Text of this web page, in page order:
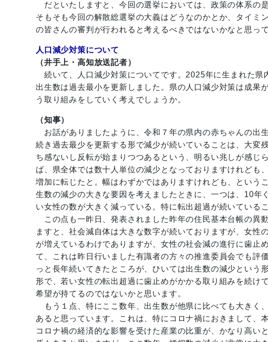
だといたしますと、今回の選挙においては、政策の体系の
そもそも今回の解散総選挙の大義はどうなのかとか、タイミ
の皆さんの審判が行われると考えるべきではないかなと思って
人口減少対策について
（井手上・高知放送記者）
続いて、人口減少対策についてです。2025年に生まれた県
出生数は過去最小を更新しました。県の人口減少対策は成果
う取り組みをしていく考えでしょうか。
（知事）
お話がありましたように、令和７年の県内の赤ちゃんの出
続き過去最少を更新する形で減少が続いていることは、大変
ち感ないし反転が始まりつつあるという、明るい兆しが感じ
ば、県全体では数十人単位の減少となっておりますけれども
増加に転じたと。幅はわずかではありますけれども、という
生数の減少の大きな要因を考えましたときに、一つは、10
い女性の数が大きく減っている。特に転出超過が続いている
この点も一昨日、発表されました昨年の住民基本台帳の異
ますと、社会減自体は大きな数字が続いておりますが、女性
が増えているわけでありますが、女性の社会減の進行に歯止
て、これは昨日行いました有識者の方々の推進委員会でも評
っと長年続いてきたところが、ひいては出生数の減少という
形で、若い女性の転出超過に歯止めがかかる取り組みを続け
希望が持てるのではないかと思います。
もう１点、特にここ数年、出生数が他県に比べても大きく
あると思っています。これは、特にコロナ禍におきまして、
コロナ禍の経済的な影響を受けた産業の比重が、かなり高い